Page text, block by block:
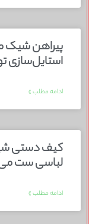
ادامه مطلب »
لباسی ست
ادامه مطلب »